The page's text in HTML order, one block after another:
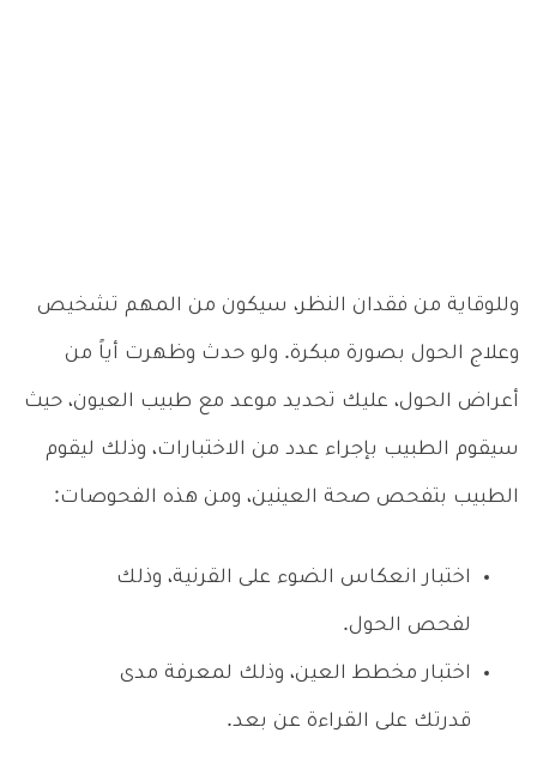
وللوقاية من فقدان النظر، سيكون من المهم تشخيص
وعلاج الحول بصورة مبكرة. ولو حدث وظهرت أياً من
أعراض الحول، عليك تحديد موعد مع طبيب العيون، حيث
سيقوم الطبيب بإجراء عدد من الاختبارات، وذلك ليقوم
الطبيب بتفحص صحة العينين، ومن هذه الفحوصات:
اختبار انعكاس الضوء على القرنية، وذلك
لفحص الحول.
اختبار مخطط العين، وذلك لمعرفة مدى
قدرتك على القراءة عن بعد.